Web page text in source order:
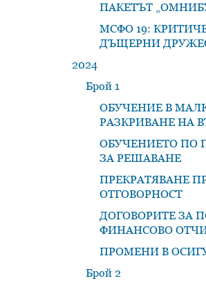
ПАКЕТЪТ
МСФО 19:
ДЪЩЕРНИ
2024
Брой 1
ОБУЧЕНИЕ В
РАЗКРИВАНЕ НА
ОБУЧЕНИЕТО ПО
ЗА РЕШАВАНЕ
ПРЕКРАТЯВАНЕ
ОТГОВОРНОСТ
ДОГОВОРИТЕ ЗА
ФИНАНСОВО
ПРОМЕНИ В
Брой 2